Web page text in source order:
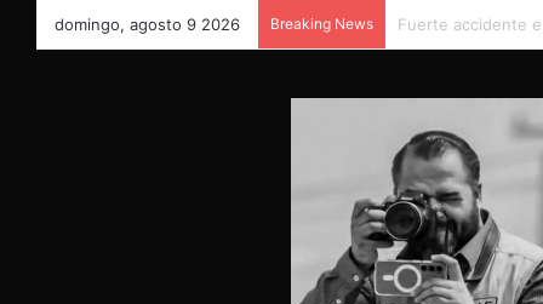
domingo, agosto 9 2026 Breaking News Evoluciona